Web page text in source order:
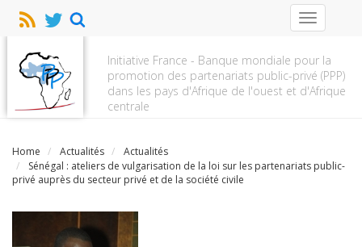
Initiative France - Banque mondiale pour la
promotion des partenariats public-privé (PPP)
dans les pays d'Afrique de l'ouest et d'Afrique
centrale
Toggle
navigation
Home Actualités
Actualités
Sénégal : ateliers de vulgarisation de la loi sur les partenariats public-
privé auprès du secteur privé et de la société civile